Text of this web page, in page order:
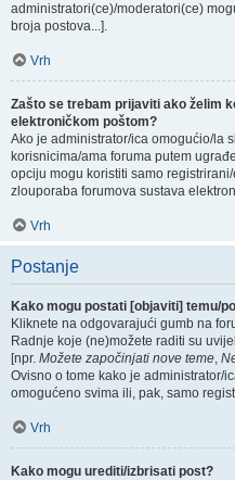
administratori(ce)/moderatori(ce)
broja postova...].
Vrh
Zašto se trebam prijaviti ako želim
elektroničkom poštom?
Ako je administrator/ica omogućio/la
korisnicima/ama foruma putem
opciju mogu koristiti samo
zlouporaba forumova sustava
Vrh
Postanje
Kako mogu postati [objaviti] temu/
Kliknete na odgovarajući gumb na
Radnje koje (ne)možete raditi su
[npr. Možete započinjati nove teme,
Ovisno o tome kako je administrator/
omogućeno svima ili, pak, samo
Vrh
Kako mogu urediti/izbrisati post?